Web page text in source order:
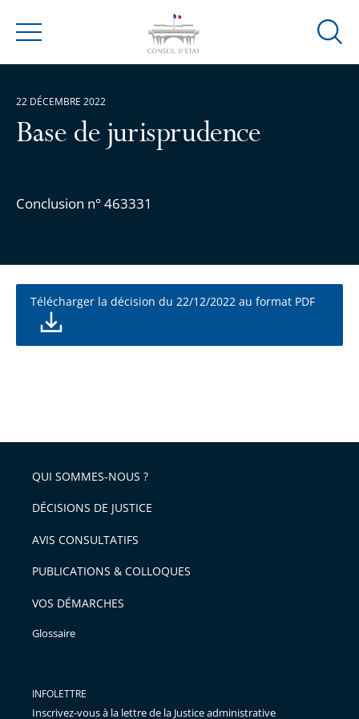
Menu
Ouvrir
Base de jurisprudence
Conclusion n° 463331
22 DÉCEMBRE 2022
Télécharger la décision du 22/12/2022 au format PDF
QUI SOMMES-NOUS ?
DÉCISIONS DE JUSTICE
AVIS CONSULTATIFS
PUBLICATIONS & COLLOQUES
VOS DÉMARCHES
Glossaire
INFOLETTRE
Inscrivez-vous à la lettre de la Justice administrative